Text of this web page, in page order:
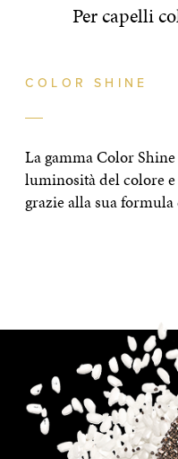
Per capelli
COLOR SHINE
La gamma Color
luminosità del colore
grazie alla sua